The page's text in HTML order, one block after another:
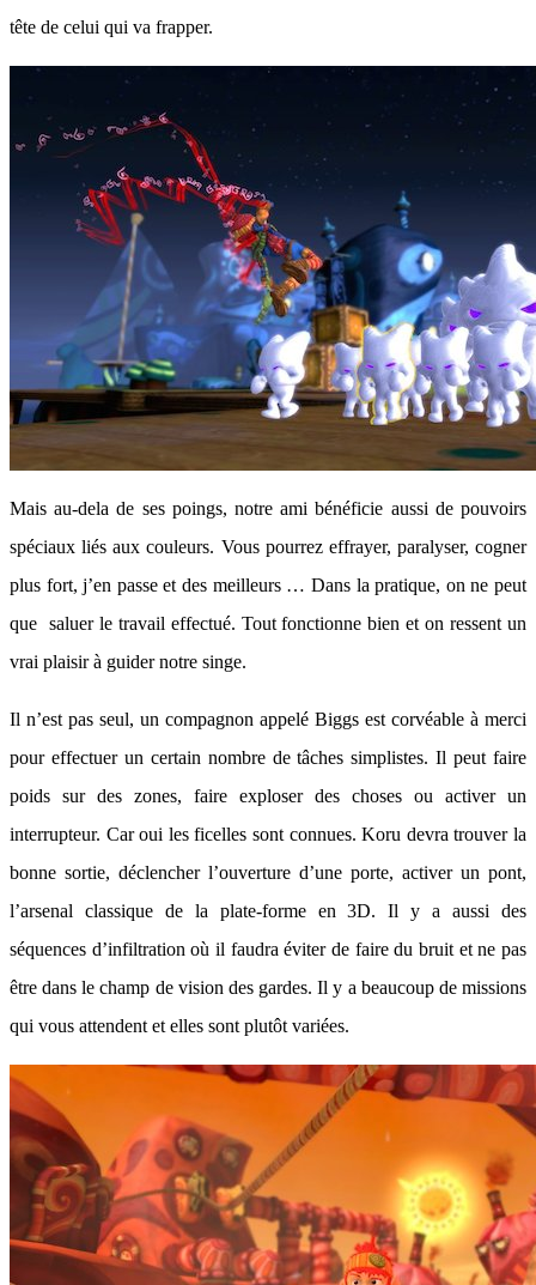
tête de celui qui va frapper.
Mais au-dela de ses poings, notre ami bénéficie aussi de pouvoirs
spéciaux liés aux couleurs. Vous pourrez effrayer, paralyser, cogner
plus fort, j’en passe et des meilleurs … Dans la pratique, on ne peut
que saluer le travail effectué. Tout fonctionne bien et on ressent un
vrai plaisir à guider notre singe.
Il n’est pas seul, un compagnon appelé Biggs est corvéable à merci
pour effectuer un certain nombre de tâches simplistes. Il peut faire
poids sur des zones, faire exploser des choses ou activer un
interrupteur. Car oui les ficelles sont connues. Koru devra trouver la
bonne sortie, déclencher l’ouverture d’une porte, activer un pont,
l’arsenal classique de la plate-forme en 3D. Il y a aussi des
séquences d’infiltration où il faudra éviter de faire du bruit et ne pas
être dans le champ de vision des gardes. Il y a beaucoup de missions
qui vous attendent et elles sont plutôt variées.